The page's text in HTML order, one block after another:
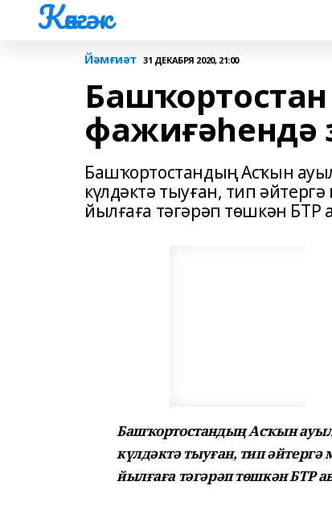
Көнгәк
Йәмғиәт 31 ДЕКАБРЯ 2020, 21:00
фажиғәһендә
Башҡортостандың Асҡын
күлдәктә тыуған, тип
йылғаға тәгәрәп төшкән БТР
Башҡортостандың Асҡын
күлдәктә тыуған, тип
йылғаға тәгәрәп төшкән БТР